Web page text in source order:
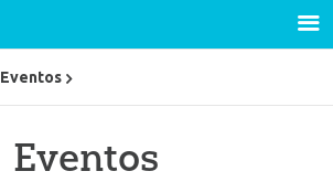
Eventos
Eventos